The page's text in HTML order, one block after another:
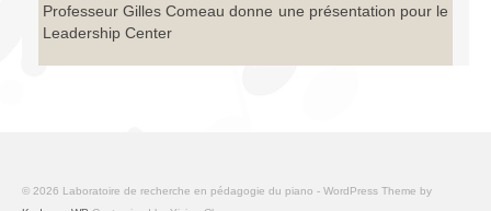
Professeur Gilles Comeau donne une présentation pour le
Leadership Center
© 2026 Laboratoire de recherche en pédagogie du piano - WordPress Theme by